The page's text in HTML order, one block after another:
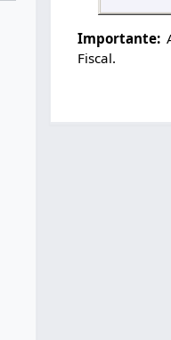
Importante:
Fiscal.